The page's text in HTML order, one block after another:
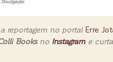
a reportagem no portal Erre
Booksno Instagram e